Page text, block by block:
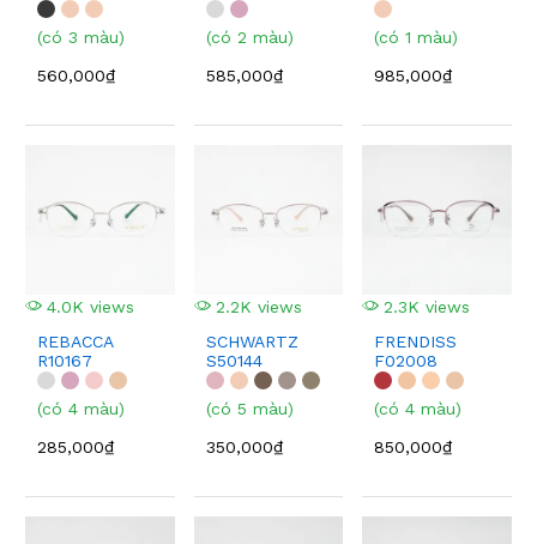
(có 3 màu)
560,000₫
(có 2 màu)
585,000₫
(có 1 màu)
985,000₫
4.0K views
REBACCA
R10167
(có 4 màu)
285,000₫
2.2K views
SCHWARTZ
S50144
(có 5 màu)
350,000₫
2.3K views
FRENDISS
F02008
(có 4 màu)
850,000₫